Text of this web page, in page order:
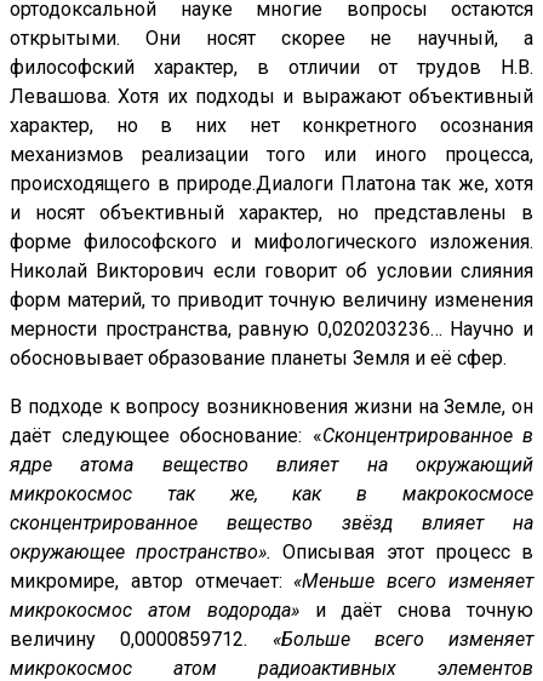
ортодоксальной науке многие вопросы остаются
открытыми. Они носят скорее не научный, а
философский характер, в отличии от трудов Н.В.
Левашова. Хотя их подходы и выражают объективный
характер, но в них нет конкретного осознания
механизмов реализации того или иного процесса,
происходящего в природе.Диалоги Платона так же, хотя
и носят объективный характер, но представлены в
форме философского и мифологического изложения.
Николай Викторович если говорит об условии слияния
форм материй, то приводит точную величину изменения
мерности пространства, равную 0,020203236… Научно и
обосновывает образование планеты Земля и её сфер.
В подходе к вопросу возникновения жизни на Земле, он
даёт следующее обоснование: «Сконцентрированное в
ядре атома вещество влияет на окружающий
микрокосмос так же, как в макрокосмосе
сконцентрированное вещество звёзд влияет на
окружающее пространство».Описывая этот процесс в
микромире, автор отмечает: «Меньше всего изменяет
микрокосмос атом водорода» и даёт снова точную
величину 0,0000859712. «Больше всего изменяет
микрокосмос атом радиоактивных элементов